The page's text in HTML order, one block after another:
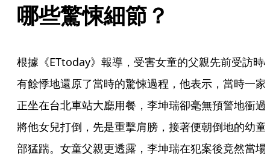
哪些驚悚細節？
根據《ETtoday》報導，受害女童的父親先前受訪時
有餘悸地還原了當時的驚悚過程，他表示，當時一家
正坐在台北車站大廳用餐，李坤瑞卻毫無預警地衝過
將他女兒打倒，先是重擊肩膀，接著便朝倒地的幼童
部猛踹。女童父親更透露，李坤瑞在犯案後竟然當場